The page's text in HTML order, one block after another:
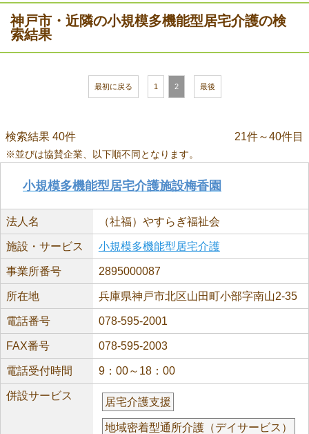
神戸市・近隣の小規模多機能型居宅介護の検
索結果
最初に戻る 1 2 最後
検索結果 40件 21件～40件目
※並びは協賛企業、以下順不同となります。
小規模多機能型居宅介護施設梅香園
法人名 （社福）やすらぎ福祉会
施設・サービス 小規模多機能型居宅介護
事業所番号 2895000087
所在地 兵庫県神戸市北区山田町小部字南山2-35
電話番号 078-595-2001
FAX番号 078-595-2003
電話受付時間 9：00～18：00
併設サービス
居宅介護支援
地域密着型通所介護（デイサービス）